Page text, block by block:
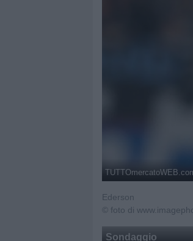
Ederson
© foto di
Sondaggio